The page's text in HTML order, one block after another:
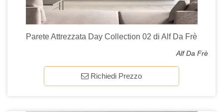
Parete Attrezzata Day Collection 02 di Alf Da Frè
Alf Da Frè
Richiedi Prezzo